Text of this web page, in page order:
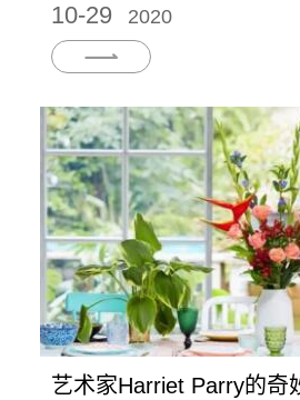
10-29 2020
艺术家Harriet Parry的奇